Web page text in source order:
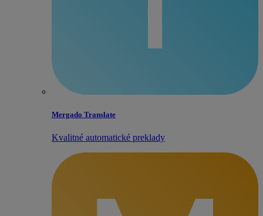
Mergado Translate
Kvalitné automatické preklady